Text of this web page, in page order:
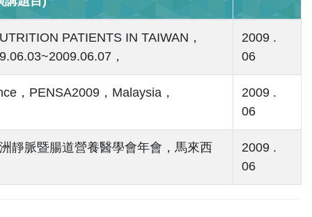
PATIENTS IN TAIWAN，
，
2009 .
06
，PENSA2009，Malaysia，
2009 .
06
靜脈暨腸道營養醫學會年會，馬來西
2009 .
06